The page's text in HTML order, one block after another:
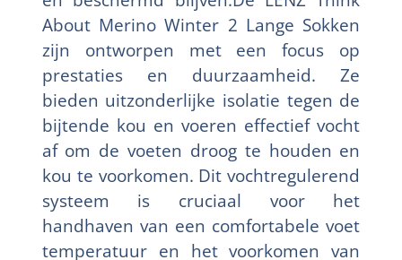
About Merino Winter 2 Lange Sokken
zijn ontworpen met een focus op
prestaties en duurzaamheid. Ze
bieden uitzonderlijke isolatie tegen de
bijtende kou en voeren effectief vocht
af om de voeten droog te houden en
kou te voorkomen. Dit vochtregulerend
systeem is cruciaal voor het
handhaven van een comfortabele voet
temperatuur en het voorkomen van